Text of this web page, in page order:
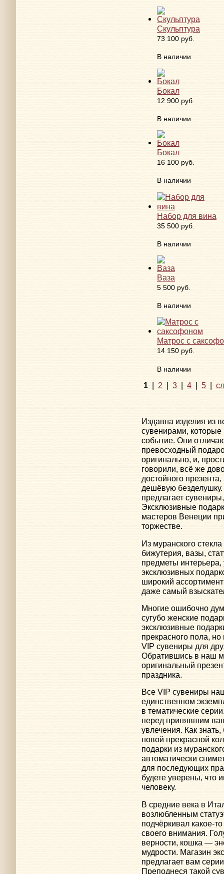
Скульптура
73 100 руб.
В наличии
Бокал
12 900 руб.
В наличии
Бокал
16 100 руб.
В наличии
Набор для вина
35 500 руб.
В наличии
Ваза
5 500 руб.
В наличии
Матрос с
14 150 руб.
В наличии
1 | 2 |3 |4 |5 |
Издавна изделия из
сувенирами, которые
событие. Они
превосходный
оригинально, и,
говорили, всё же
достойного
дешёвую
предлагает
Эксклюзивные
мастеров Венеции
торжестве.
Из муранского
бижутерия, вазы,
предметы
эксклюзивных
широкий
даже самый
Многие ошибочно
сугубо женские
эксклюзивные
прекрасного пола,
VIP сувениры для
Обратившись в наш
оригинальный
праздника.
Все VIP сувениры
единственном
в тематические
перед принявшим
увлечения. Как
новой прекрасной
подарки из
автоматически
для последующих
будете уверены, что
человеку.
В средние века в
возлюбленным
подчёркивал какое-
своего внимания.
верности, кошка —
мудрости. Магазин
предлагает вам
Преподнеся такой